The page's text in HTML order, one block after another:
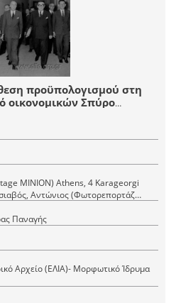
προϋπολογισμού στη
οικονομικών Σπύρο
Παπαληγούρας.
4 Karageorgi
Αντώνιος (Φωτορεπορτάζ
4 / Βουλής 34
Παναγής
Αρχείο (ΕΛΙΑ)- Μορφωτικό Ίδρυμα